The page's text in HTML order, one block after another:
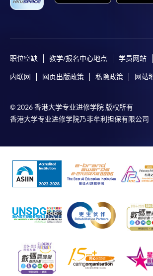
职位空缺 教学/报名中心地点 学员网站
内联网 网页出版政策 私隐政策 网站
© 2026 香港大学专业进修学院 版权所有
香港大学专业进修学院乃非牟利担保有限公司